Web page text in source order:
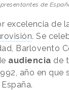
de
excelencia de
. Se
Barlovento
audiencia de
año en